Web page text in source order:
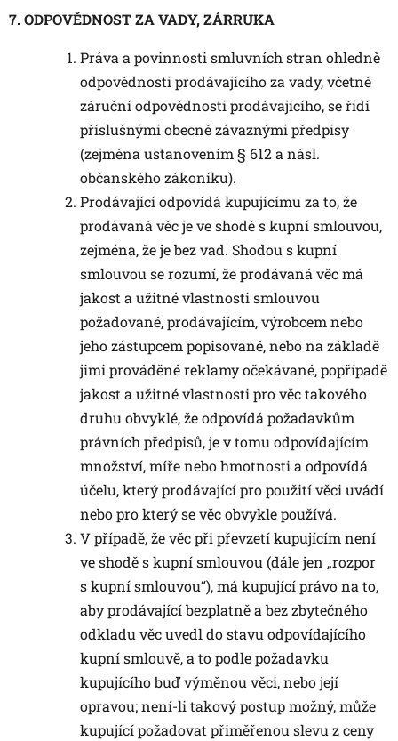
7. ODPOVĚDNOST ZA VADY, ZÁRRUKA
Práva a povinnosti smluvních stran ohledně
odpovědnosti prodávajícího za vady, včetně
záruční odpovědnosti prodávajícího, se řídí
příslušnými obecně závaznými předpisy
(zejména ustanovením § 612 a násl.
občanského zákoníku).
Prodávající odpovídá kupujícímu za to, že
prodávaná věc je ve shodě s kupní smlouvou,
zejména, že je bez vad. Shodou s kupní
smlouvou se rozumí, že prodávaná věc má
jakost a užitné vlastnosti smlouvou
požadované, prodávajícím, výrobcem nebo
jeho zástupcem popisované, nebo na základě
jimi prováděné reklamy očekávané, popřípadě
jakost a užitné vlastnosti pro věc takového
druhu obvyklé, že odpovídá požadavkům
právních předpisů, je v tomu odpovídajícím
množství, míře nebo hmotnosti a odpovídá
účelu, který prodávající pro použití věci uvádí
nebo pro který se věc obvykle používá.
V případě, že věc při převzetí kupujícím není
ve shodě s kupní smlouvou (dále jen „rozpor
s kupní smlouvou“), má kupující právo na to,
aby prodávající bezplatně a bez zbytečného
odkladu věc uvedl do stavu odpovídajícího
kupní smlouvě, a to podle požadavku
kupujícího buď výměnou věci, nebo její
opravou; není-li takový postup možný, může
kupující požadovat přiměřenou slevu z ceny